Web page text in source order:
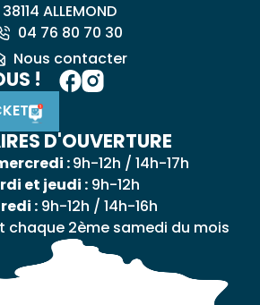
38114 ALLEMOND
04 76 80 70 30
Nous contacter
!
D'OUVERTURE
:9h-12h / 14h-17h
et jeudi :9h-12h
: 9h-12h / 14h-16h
chaque 2ème samedi du mois